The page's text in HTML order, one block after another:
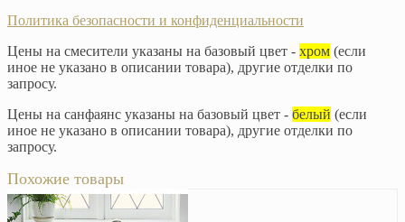
Политика безопасности и конфиденциальности
Цены на смесители указаны на базовый цвет - хром (если
иное не указано в описании товара), другие отделки по
запросу.
Цены на санфаянс указаны на базовый цвет - белый (если
иное не указано в описании товара), другие отделки по
запросу.
Похожие товары